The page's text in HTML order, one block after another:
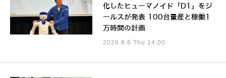
化したヒューマノイド「D1」をジ
ールスが発表 100台量産と稼働1
万時間の計画
2026.8.6 Thu 14:00